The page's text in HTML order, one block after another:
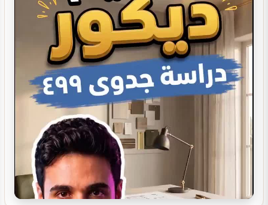
تصميم ديكور صيدلية مستلزمات العناية
تصميم بوفيه مودرن